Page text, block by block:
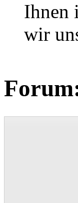
Ihnen
wir